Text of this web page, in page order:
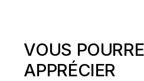
VOUS
APPRÉCIER